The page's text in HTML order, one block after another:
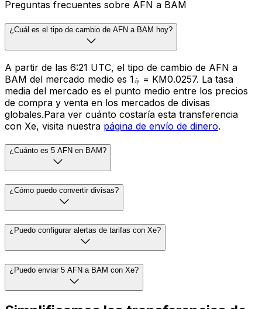
Preguntas frecuentes sobre AFN a BAM
¿Cuál es el tipo de cambio de AFN a BAM hoy?
A partir de las 6:21 UTC, el tipo de cambio de AFN a
BAM del mercado medio es ؋1 = KM0.0257. La tasa
media del mercado es el punto medio entre los precios
de compra y venta en los mercados de divisas
globales.Para ver cuánto costaría esta transferencia
con Xe, visita nuestra página de envío de dinero.
¿Cuánto es 5 AFN en BAM?
¿Cómo puedo convertir divisas?
¿Puedo configurar alertas de tarifas con Xe?
¿Puedo enviar 5 AFN a BAM con Xe?